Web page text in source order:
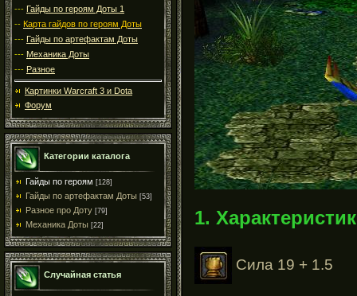
--- Гайды по героям Доты 1
-- Карта гайдов по героям Доты
--- Гайды по артефактам Доты
--- Механика Доты
--- Разное
Картинки Warcraft 3 и Dota
Форум
Категории каталога
Гайды по героям [128]
Гайды по артефактам Доты [53]
Разное про Доту [79]
Механика Доты [22]
Случайная статья
1.
Сила 19 + 1.5